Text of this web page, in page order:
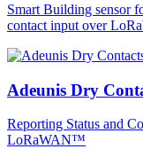
Smart Building sensor
contact input over
Adeunis Dry
Reporting Status and
LoRaWAN™